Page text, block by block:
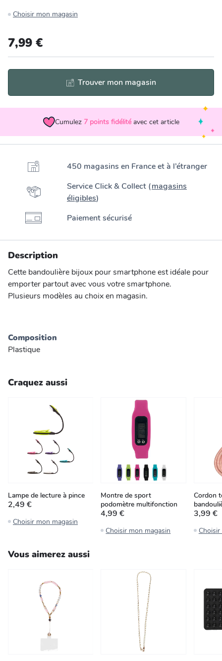
Choisir mon magasin
7,99 €
Trouver mon magasin
Cumulez 7 points fidélité avec cet article
450 magasins en France et à l’étranger
Service Click & Collect (magasins
éligibles)
Paiement sécurisé
Description
Cette bandoulière bijoux pour smartphone est idéale pour
emporter partout avec vous votre smartphone.
Plusieurs modèles au choix en magasin.
Composition
Plastique
Craquez aussi
Lampe de lecture à pince
2,49 €
Choisir mon magasin
Montre de sport
podomètre multifonction
4,99 €
Choisir mon magasin
Cordon
3,99 €
Vous aimerez aussi